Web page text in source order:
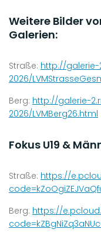
Weitere Bilder
Galerien:
Straße: http://
2026/
Berg: http://galerie-
2026/LVMBerg26.html
Fokus U19 &
Straße: https://
Berg: https://